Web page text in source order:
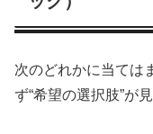
次のどれかに当ては
ず“希望の選択肢”が